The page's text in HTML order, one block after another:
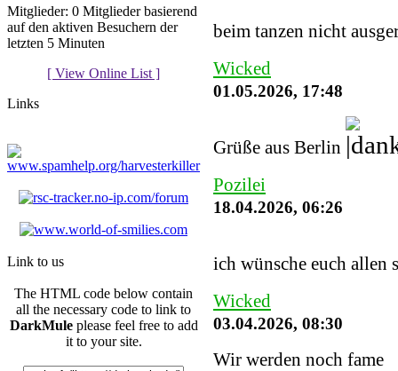
Mitglieder: 0 Mitglieder basierend
auf den aktiven Besuchern der
letzten 5 Minuten
[ View Online List ]
Links
Link to us
The HTML code below contain
all the necessary code to link to
DarkMuleplease feel free to add
it to your site.
beim tanzen nicht
Wicked
01.05.2026, 17:48
Grüße aus Berlin
Pozilei
18.04.2026, 06:26
ich wünsche euch allen
Wicked
03.04.2026, 08:30
Wir werden noch fame